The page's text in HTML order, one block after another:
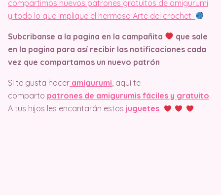
compartimos nuevos patrones gratuitos de amigurumi
y todo lo que implique el hermoso Arte del crochet
Subcribanse a la pagina en la campañita
que sale
en la pagina para así recibir las notificaciones cada
vez que compartamos un nuevo patrón
Si te gusta hacer amigurumi , aquí te
comparto patrones de amigurumis fáciles y gratuito.
A tus hijos les encantarán estos juguetes